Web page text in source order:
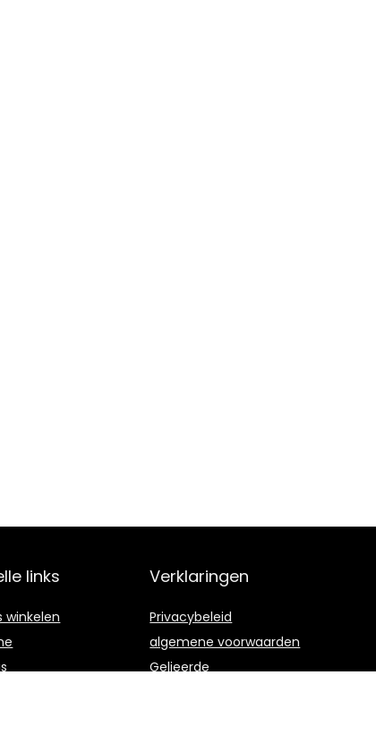
links
winkelen
Verklaringen
Privacybeleid
algemene voorwaarden
Gelieerde